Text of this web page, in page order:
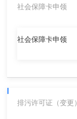
社会保障卡申领
社会保障卡申领
排污许可证（变更）